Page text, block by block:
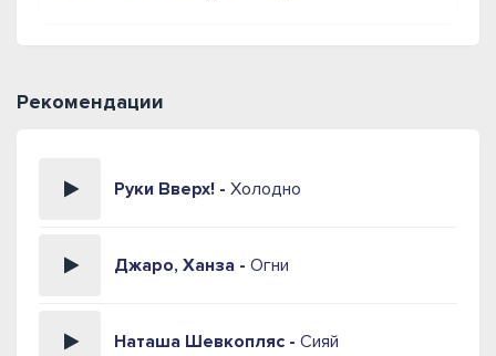
Рекомендации
Руки Вверх! - Холодно
Джаро, Ханза - Огни
Наташа Шевкопляс - Сияй